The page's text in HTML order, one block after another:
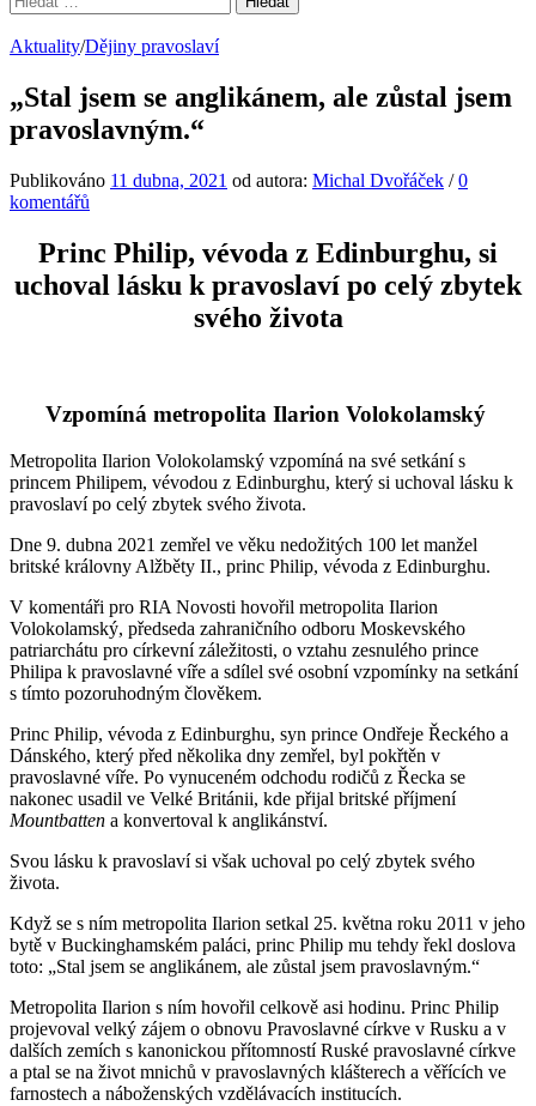
Aktuality/Dějiny pravoslaví
„Stal jsem se anglikánem, ale zůstal jsem
pravoslavným.“
Publikováno 11 dubna, 2021 od autora: Michal Dvořáček /0
komentářů
Princ Philip, vévoda z Edinburghu, si
uchoval lásku k pravoslaví po celý zbytek
svého života
Vzpomíná metropolita Ilarion Volokolamský
Metropolita Ilarion Volokolamský vzpomíná na své setkání s
princem Philipem, vévodou z Edinburghu, který si uchoval lásku k
pravoslaví po celý zbytek svého života.
Dne 9. dubna 2021 zemřel ve věku nedožitých 100 let manžel
britské královny Alžběty II., princ Philip, vévoda z Edinburghu.
V komentáři pro RIA Novosti hovořil metropolita Ilarion
Volokolamský, předseda zahraničního odboru Moskevského
patriarchátu pro církevní záležitosti, o vztahu zesnulého prince
Philipa k pravoslavné víře a sdílel své osobní vzpomínky na setkání
s tímto pozoruhodným člověkem.
Princ Philip, vévoda z Edinburghu, syn prince Ondřeje Řeckého a
Dánského, který před několika dny zemřel, byl pokřtěn v
pravoslavné víře. Po vynuceném odchodu rodičů z Řecka se
nakonec usadil ve Velké Británii, kde přijal britské příjmení
Mountbatten a konvertoval k anglikánství.
Svou lásku k pravoslaví si však uchoval po celý zbytek svého
života.
Když se s ním metropolita Ilarion setkal 25. května roku 2011 v jeho
bytě v Buckinghamském paláci, princ Philip mu tehdy řekl doslova
toto: „Stal jsem se anglikánem, ale zůstal jsem pravoslavným.“
Metropolita Ilarion s ním hovořil celkově asi hodinu. Princ Philip
projevoval velký zájem o obnovu Pravoslavné církve v Rusku a v
dalších zemích s kanonickou přítomností Ruské pravoslavné církve
a ptal se na život mnichů v pravoslavných klášterech a věřících ve
farnostech a náboženských vzdělávacích institucích.